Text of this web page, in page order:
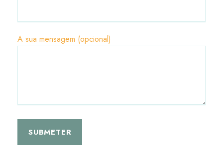
A sua mensagem (opcional)